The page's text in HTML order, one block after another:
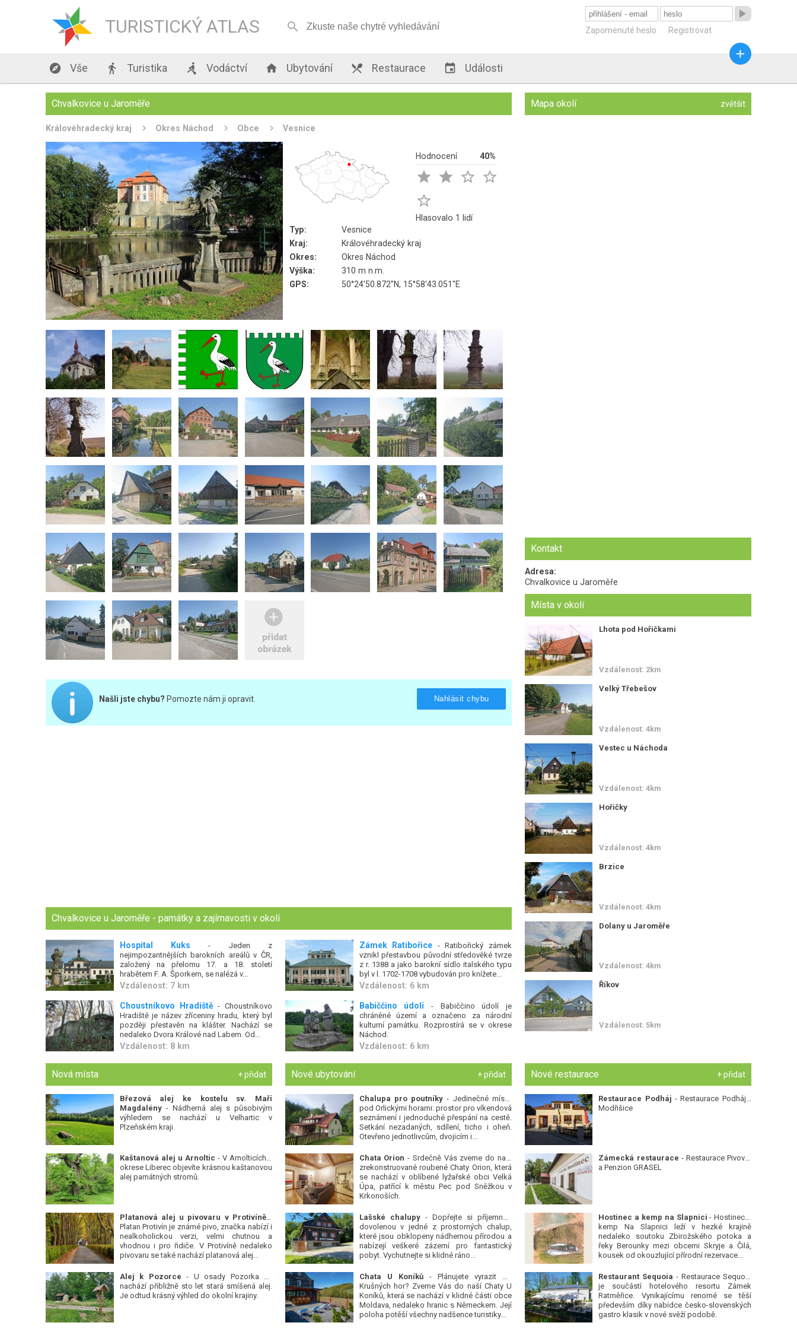
TURISTICKÝ ATLAS 

Zapomenuté heslo Registrovat
 Vše  Turistika  Vodáctví  Ubytování  Restaurace  Události

Chvalkovice u Jaroměře
Královéhradecký kraj Okres Náchod Obce Vesnice
Hodnocení 40%
   

Hlasovalo 1 lidí
Typ:
Vesnice
Kraj:
Královéhradecký kraj
Okres:
Okres Náchod
Výška:
310 m n.m.
GPS:
50°24'50.872"N, 15°58'43.051"E
Našli jste chybu? Pomozte nám ji opravit. Nahlásit chybu
Chvalkovice u Jaroměře - památky a zajímavosti v okolí
Hospital Kuks - Jeden z
nejimpozantnějších barokních areálů v ČR,
založený na přelomu 17. a 18. století
hrabětem F. A. Šporkem, se nalézá v...
Vzdálenost: 7 km
Zámek Ratibořice - Ratibořický zámek
vznikl přestavbou původní středověké tvrze
z r. 1388 a jako barokní sídlo italského typu
byl v l. 1702-1708 vybudován pro knížete...
Vzdálenost: 6 km
Choustníkovo Hradiště- Choustníkovo
Hradiště je název zříceniny hradu, který byl
později přestavěn na klášter. Nachází se
nedaleko Dvora Králové nad Labem. Od...
Vzdálenost: 8 km
Babiččino údolí - Babiččino údolí je
chráněné území a označeno za národní
kulturní památku. Rozprostírá se v okrese
Náchod.
Vzdálenost: 6 km
Mapa okolí zvětšit
Kontakt
Adresa:
Chvalkovice u Jaroměře
Místa v okolí
Lhota pod Hořičkami
Vzdálenost: 2km
Velký Třebešov
Vzdálenost: 4km
Vestec u Náchoda
Vzdálenost: 4km
Hořičky
Vzdálenost: 4km
Brzice
Vzdálenost: 4km
Dolany u Jaroměře
Vzdálenost: 4km
Říkov
Vzdálenost: 5km
Nová místa + přidat
Březová alej ke kostelu sv. Maří
Magdalény- Nádherná alej s působivým
výhledem se nachází u Velhartic v
Plzeňském kraji.
Kaštanová alej u Arnoltic - V Arnolticích v
okrese Liberec objevíte krásnou kaštanovou
alej památných stromů.
Platanová alej u pivovaru v Protivíně-
Platan Protivín je známé pivo, značka nabízí i
nealkoholickou verzi, velmi chutnou a
vhodnou i pro řidiče. V Protivíně nedaleko
pivovaru se také nachází platanová alej...
Alej k Pozorce - U osady Pozorka se
nachází přibližně sto let stará smíšená alej.
Je odtud krásný výhled do okolní krajiny.
Nové ubytování + přidat
Chalupa pro poutníky - Jedinečné místo
pod Orlickými horami: prostor pro víkendová
seznámení i jednoduché přespání na cestě.
Setkání nezadaných, sdílení, ticho i oheň.
Otevřeno jednotlivcům, dvojicím i...
Chata Orion - Srdečně Vás zveme do naší
zrekonstruované roubené Chaty Orion, která
se nachází v oblíbené lyžařské obci Velká
Úpa, patřící k městu Pec pod Sněžkou v
Krkonoších.
Lašské chalupy- Dopřejte si příjemnou
dovolenou v jedné z prostorných chalup,
které jsou obklopeny nádhernou přírodou a
nabízejí veškeré zázemí pro fantastický
pobyt. Vychutnejte si klidné ráno...
Chata U Koníků- Plánujete vyrazit do
Krušných hor? Zveme Vás do naší Chaty U
Koníků, která se nachází v klidné části obce
Moldava, nedaleko hranic s Německem. Její
poloha potěší všechny nadšence turistiky...
Nové restaurace + přidat
Restaurace Podháj - Restaurace Podháj -
Modřišice
Zámecká restaurace - Restaurace Pivovar
a Penzion GRASEL
Hostinec a kemp na Slapnici - Hostinec a
kemp Na Slapnici leží v hezké krajině
nedaleko soutoku Zbirožského potoka a
řeky Berounky mezi obcemi Skryje a Čilá,
kousek od okouzlující přírodní rezervace...
Restaurant Sequoia - Restaurace Sequoia
je součástí hotelového resortu Zámek
Ratměřice. Vynikajícímu renomé se těší
především díky nabídce česko-slovenských
gastro klasik v nové svěží podobě.